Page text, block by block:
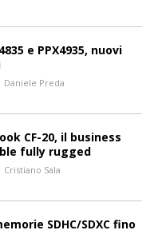
e PPX4935, nuovi
Daniele Preda
CF-20, il business
fully rugged
Cristiano Sala
SDHC/SDXC fino